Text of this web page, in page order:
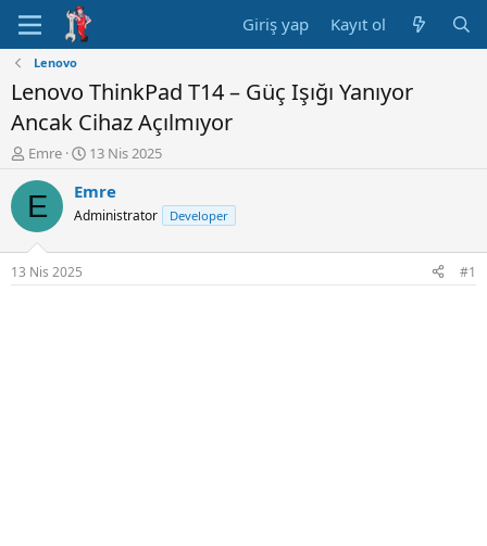
Giriş yap Kayıt ol
Lenovo
Lenovo ThinkPad T14 – Güç Işığı Yanıyor
Ancak Cihaz Açılmıyor
K
n
u
y
u
B
a
Emre
B
ş
l
n
ı
13 Nis 2025
E Emre
Administrator Developer
13 Nis 2025 #1